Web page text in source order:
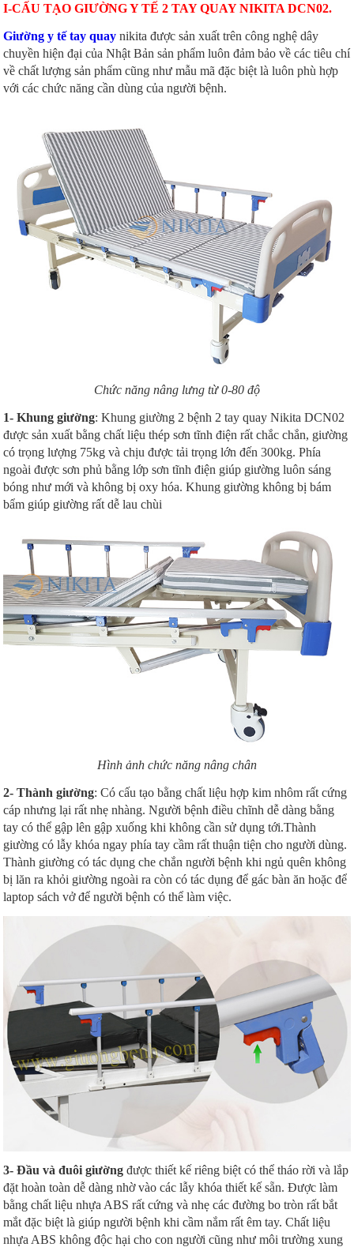
I-CẤU TẠO GIƯỜNG Y TẾ 2 TAY QUAY NIKITA DCN02.
Giường y tế tay quaynikita được sản xuất trên công nghệ dây
chuyền hiện đại của Nhật Bản sản phẩm luôn đảm bảo về các tiêu chí
về chất lượng sản phẩm cũng như mẫu mã đặc biệt là luôn phù hợp
với các chức năng cần dùng của người bệnh.
Chức năng nâng lưng từ 0-80 độ
1- Khung giường: Khung giường 2 bệnh 2 tay quay Nikita DCN02
được sản xuất bằng chất liệu thép sơn tĩnh điện rất chắc chắn, giường
có trọng lượng 75kg và chịu được tải trọng lớn đến 300kg. Phía
ngoài được sơn phủ bằng lớp sơn tĩnh điện giúp giường luôn sáng
bóng như mới và không bị oxy hóa. Khung giường không bị bám
bẩm giúp giường rất dễ lau chùi
Hình ảnh chức năng nâng chân
2- Thành giường: Có cấu tạo bằng chất liệu hợp kim nhôm rất cứng
cáp nhưng lại rất nhẹ nhàng. Người bệnh điều chĩnh dễ dàng bằng
tay có thể gập lên gập xuống khi không cần sử dụng tới.Thành
giường có lẫy khóa ngay phía tay cầm rất thuận tiện cho người dùng.
Thành giường có tác dụng che chắn người bệnh khi ngủ quên không
bị lăn ra khỏi giường ngoài ra còn có tác dụng để gác bàn ăn hoặc để
laptop sách vở để người bệnh có thể làm việc.
3- Đầu và đuôi giường được thiết kế riêng biệt có thể tháo rời và lắp
đặt hoàn toàn dễ dàng nhờ vào các lẫy khóa thiết kế sẵn. Được làm
bằng chất liệu nhựa ABS rất cứng và nhẹ các đường bo tròn rất bắt
mắt đặc biệt là giúp người bệnh khi cầm nắm rất êm tay. Chất liệu
nhựa ABS không độc hại cho con người cũng như môi trường xung